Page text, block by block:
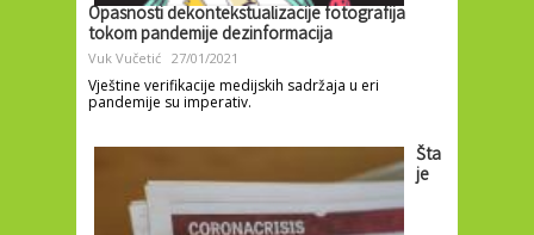
Opasnosti dekontekstualizacije fotografija
tokom pandemije dezinformacija
Vuk Vučetić 27/01/2021
Vještine verifikacije medijskih sadržaja u eri
pandemije su imperativ.
Šta
je